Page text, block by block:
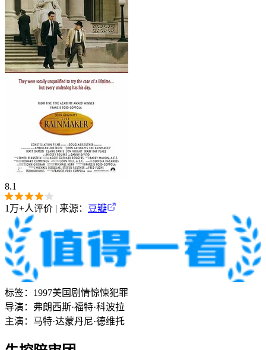
29万+人评价 | 来源：
2001美国喜剧爱情
罗伯特·路克蒂克
瑞茜·威瑟斯彭卢克·威尔逊
造雨人